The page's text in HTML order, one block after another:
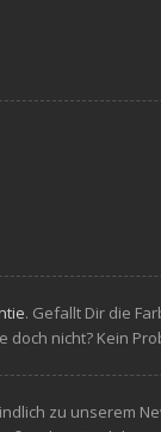
. Gefallt Dir die
doch nicht? Kein
zu unserem